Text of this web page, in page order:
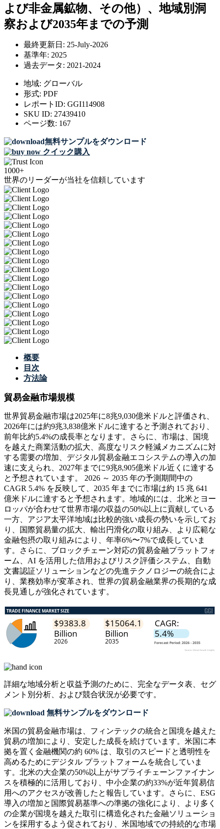
よび非金属鉱物、その他）、地域別洞
察および2035年までの予測
最終更新日: 25-July-2026
基準年: 2025
過去データ: 2021-2024
地域: グローバル
形式: PDF
レポートID: GGI114908
SKU ID: 27439410
ページ数: 167
無料サンプルをダウンロード
クイック購入
1000+
世界のリーダーが当社を信頼しています
概要
目次
方法論
貿易金融市場規模
世界貿易金融市場は2025年に8兆9,030億米ドルと評価され、
2026年には約9兆3,838億米ドルに達すると予測されており、
前年比約5.4%の成長率となります。さらに、市場は、国境
を越えた商業活動の拡大、高度なリスク軽減メカニズムに対
する需要の増加、デジタル貿易金融エコシステムの導入の加
速に支えられ、2027年までに9兆8,905億米ドル近くに達する
と予想されています。 2026 ～ 2035 年の予測期間中の
CAGR 5.4% を反映して、2035 年までに市場は約 15 兆 641
億米ドルに達すると予想されます。地域的には、北米とヨー
ロッパが合わせて世界市場の収益の50%以上に貢献している
一方、アジア太平洋地域は比較的強い成長の勢いを示してお
り、国際貿易量の拡大、輸出円滑化の取り組み、より広範な
金融包摂の取り組みにより、年率6%〜7%で成長していま
す。さらに、ブロックチェーン対応の貿易金融プラットフォ
ーム、AI を活用した信用およびリスク評価システム、自動
文書認証ソリューションなどの先進テクノロジーの統合によ
り、業務効率が変革され、世界の貿易金融業界の長期的な成
長見通しが強化されています。
詳細な地域分析と収益予測のために、 完全なデータ表、セグ
メント別分析、および競合状況が必要です。
無料サンプルをダウンロード
米国の貿易金融市場は、フィンテックの統合と国境を越えた
貿易の増加により、安定した成長を続けています。米国に本
拠を置く金融機関の約 60% は、取引のスピードと透明性を
高めるためにデジタル プラットフォームを統合していま
す。北米の大企業の50%以上がサプライチェーンファイナン
スを積極的に活用しており、中小企業の約33%が近年貿易信
用へのアクセスが改善したと報告しています。さらに、ESG
導入の増加と国際貿易基準への準拠の強化により、より多く
の企業が国境を越えた取引に構造化された金融ソリューショ
ンを採用するよう促されており、米国地域での持続的な市場